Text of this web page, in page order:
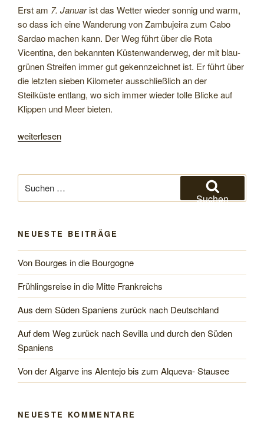
Erst am 7. Januarist das Wetter wieder sonnig und warm,
so dass ich eine Wanderung von Zambujeira zum Cabo
Sardao machen kann. Der Weg führt über die Rota
Vicentina, den bekannten Küstenwanderweg, der mit blau-
grünen Streifen immer gut gekennzeichnet ist. Er führt über
die letzten sieben Kilometer ausschließlich an der
Steilküste entlang, wo sich immer wieder tolle Blicke auf
Klippen und Meer bieten.
„An
nach
Süden
und
die
Algarve“
weiterlesen
nach:
Suchen
NEUESTE BEITRÄGE
Von Bourges in die Bourgogne
Frühlingsreise in die Mitte Frankreichs
Aus dem Süden Spaniens zurück nach Deutschland
Auf dem Weg zurück nach Sevilla und durch den Süden
Spaniens
Von der Algarve ins Alentejo bis zum Alqueva- Stausee
NEUESTE KOMMENTARE